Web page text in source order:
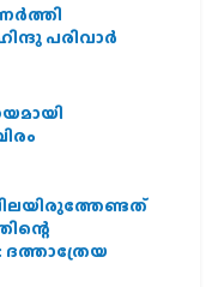
പരിവാര്‍
ദത്താത്രേയ